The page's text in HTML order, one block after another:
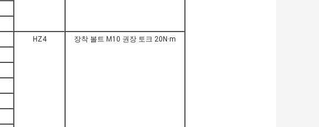
HZ4
장착 볼트 M10 권장 토크 20N·m